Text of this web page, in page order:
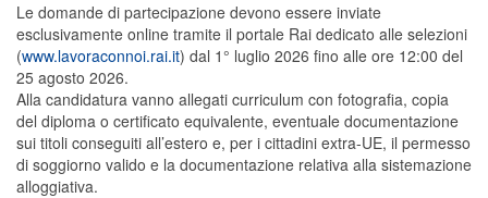
Le domande di partecipazione devono essere inviate
esclusivamente online tramite il portale Rai dedicato alle selezioni
(www.lavoraconnoi.rai.it) dal 1° luglio 2026 fino alle ore 12:00 del
25 agosto 2026.
Alla candidatura vanno allegati curriculum con fotografia, copia
del diploma o certificato equivalente, eventuale documentazione
sui titoli conseguiti all’estero e, per i cittadini extra-UE, il permesso
di soggiorno valido e la documentazione relativa alla sistemazione
alloggiativa.